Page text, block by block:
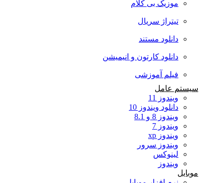
موزیک بی کلام
تیتراژ سریال
دانلود مستند
دانلود کارتون و انیمیشن
فیلم آموزشی
سیستم عامل
ویندوز 11
دانلود ویندوز 10
ویندوز 8 و 8.1
ویندوز 7
ویندوز xp
ویندوز سرور
لینوکس
ویندوز
موبایل